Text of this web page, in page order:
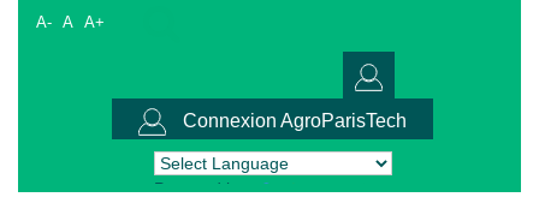
A- A A+
Connexion AgroParisTech
Powered by Translate